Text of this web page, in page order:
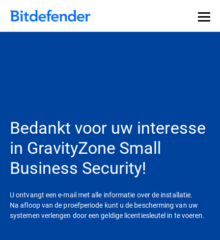
Bedankt voor uw interesse
in GravityZone Small
Business Security!
U ontvangt een e-mail met alle informatie over de installatie.
Na afloop van de proefperiode kunt u de bescherming van uw
systemen verlengen door een geldige licentiesleutel in te voeren.